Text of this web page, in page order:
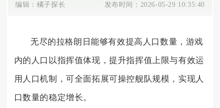
编辑： 橘子探长 发布时间： 2026-05-29 10:35:40
无尽的拉格朗日能够有效提高人口数量，游戏
内的人口以指挥值体现，提升指挥值上限与有效运
用人口机制，可全面拓展可操控舰队规模，实现人
口数量的稳定增长。